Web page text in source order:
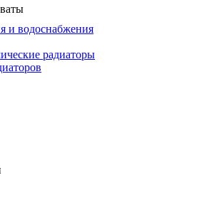
и водоснабжения
радиаторы